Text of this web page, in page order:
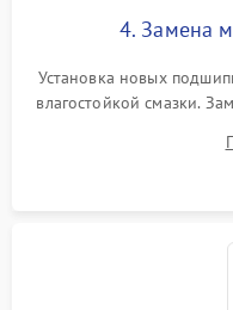
4. Замена
Установка новых
влагостойкой смазки.
или